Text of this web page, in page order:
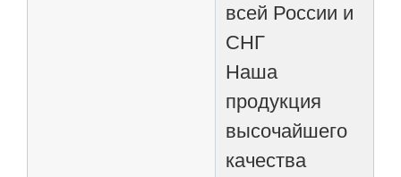
всей России и
СНГ
Наша
продукция
высочайшего
качества